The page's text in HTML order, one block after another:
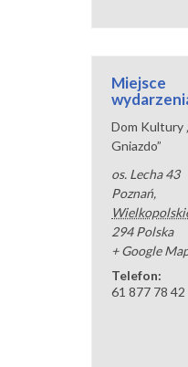
Miejsce
Dom Kultury
Gniazdo”
os. Lecha 43
Poznań,
294 Polska
+ Google
Telefon:
61 877 78 42